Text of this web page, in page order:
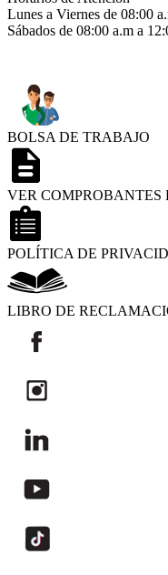
Lunes a Viernes de 08:00
Sábados de 08:00 a.m a
BOLSA DE TRABAJO
VER COMPROBANTES
POLÍTICA DE
LIBRO DE